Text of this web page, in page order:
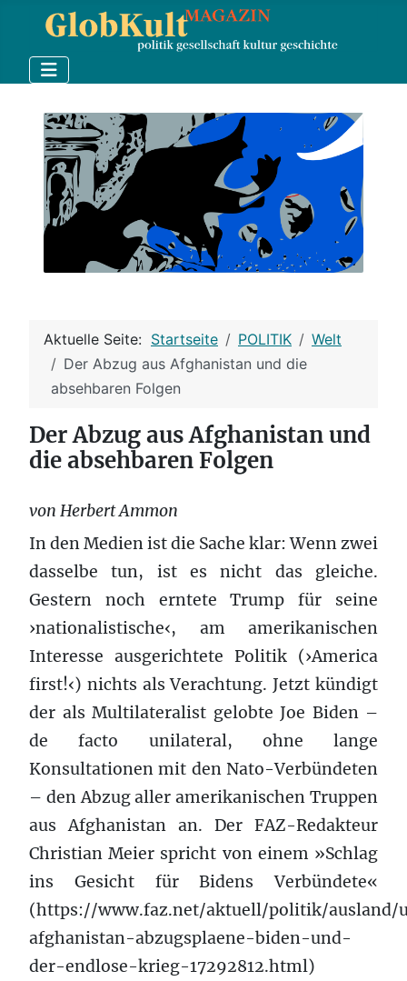
Aktuelle Seite: Startseite POLITIK
Welt
Der Abzug aus Afghanistan und die
absehbaren Folgen
Der Abzug aus Afghanistan und
die absehbaren Folgen
von Herbert Ammon
In den Medien ist die Sache klar: Wenn zwei
dasselbe tun, ist es nicht das gleiche.
Gestern noch erntete Trump für seine
›nationalistische‹, am amerikanischen
Interesse ausgerichtete Politik (›America
first!‹) nichts als Verachtung. Jetzt kündigt
der als Multilateralist gelobte Joe Biden –
de facto unilateral, ohne lange
Konsultationen mit den Nato-Verbündeten
– den Abzug aller amerikanischen Truppen
aus Afghanistan an. Der FAZ-Redakteur
Christian Meier spricht von einem »Schlag
ins Gesicht für Bidens Verbündete«
(https://www.faz.net/aktuell/politik/ausland/
afghanistan-abzugsplaene-biden-und-
der-endlose-krieg-17292812.html)